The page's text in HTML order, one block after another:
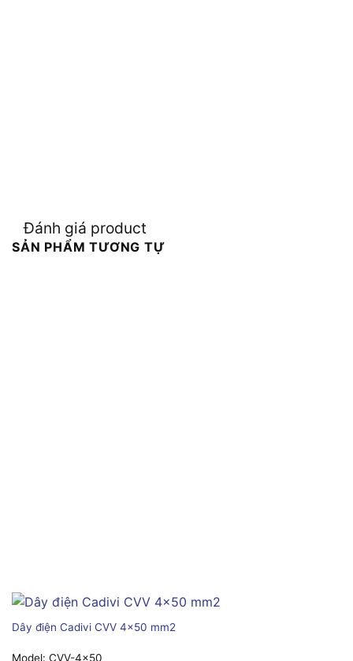
Đánh giá product
SẢN PHẨM TƯƠNG TỰ
Dây điện Cadivi CVV 4×50 mm2
Model: CVV-4×50